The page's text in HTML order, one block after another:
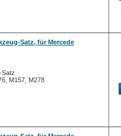
Satz, für Mercede
Satz
M157, M278